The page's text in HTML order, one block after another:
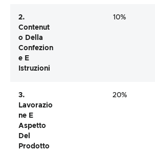
2.
Contenut
O Della
Confezion
E E
Istruzioni
10%
3.
Lavorazio
Ne E
Aspetto
Del
Prodotto
20%